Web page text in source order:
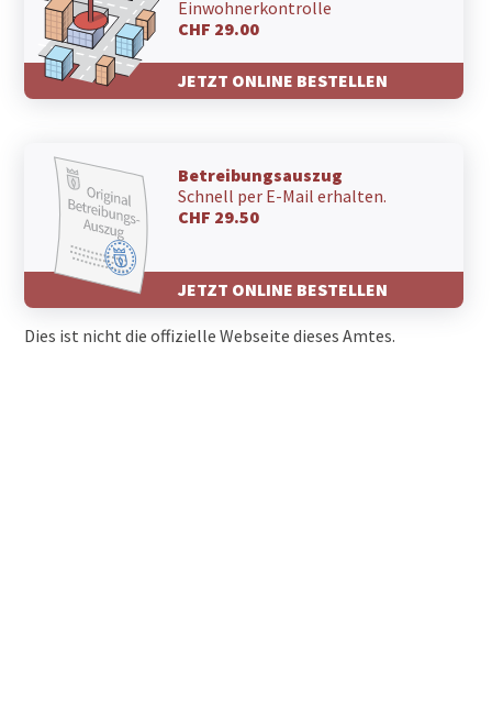
Einwohnerkontrolle
CHF 29.00
JETZT ONLINE BESTELLEN
Betreibungsauszug
Schnell per E-Mail erhalten.
CHF 29.50
JETZT ONLINE BESTELLEN
Dies ist nicht die offizielle Webseite dieses Amtes.